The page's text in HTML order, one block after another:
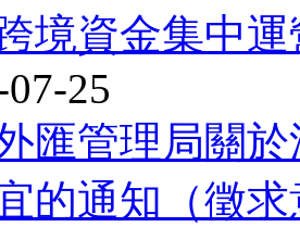
境資金集中
25
外匯管理局關
的通知（徵